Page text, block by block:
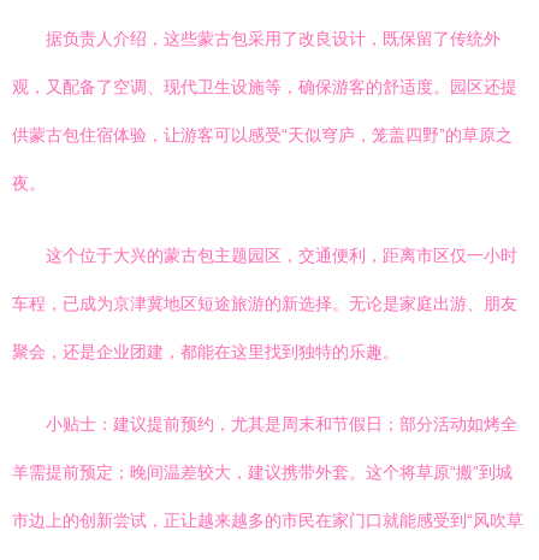
据负责人介绍，这些蒙古包采用了改良设计，既保留了传统外
观，又配备了空调、现代卫生设施等，确保游客的舒适度。园区还提
供蒙古包住宿体验，让游客可以感受“天似穹庐，笼盖四野”的草原之
夜。
这个位于大兴的蒙古包主题园区，交通便利，距离市区仅一小时
车程，已成为京津冀地区短途旅游的新选择。无论是家庭出游、朋友
聚会，还是企业团建，都能在这里找到独特的乐趣。
小贴士：建议提前预约，尤其是周末和节假日；部分活动如烤全
羊需提前预定；晚间温差较大，建议携带外套。这个将草原“搬”到城
市边上的创新尝试，正让越来越多的市民在家门口就能感受到“风吹草